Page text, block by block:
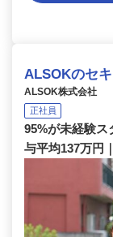
ALSOKのセ
ALSOK株式会社
正社員
95%が未経験ス
与平均137万円